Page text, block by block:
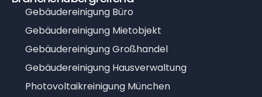
Gebäudereinigung Büro
Gebäudereinigung Mietobjekt
Gebäudereinigung Großhandel
Gebäudereinigung Hausverwaltung
Photovoltaikreinigung München